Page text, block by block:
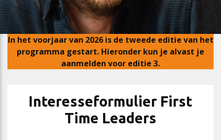
In het voorjaar van 2026 is de tweede editie van het
programma gestart. Hieronder kun je alvast je
aanmelden voor editie 3.
Interesseformulier First
Time Leaders
Cao-app
Updates CAO Sport 2026-2027
Arbeidsmarktfonds Samen Presteren
First Time Leaders
Strategisch en Wendbaar Leiderschap in de Sport
Mantelovereenkomsten
Thema’s
Team
Raad van Toezicht